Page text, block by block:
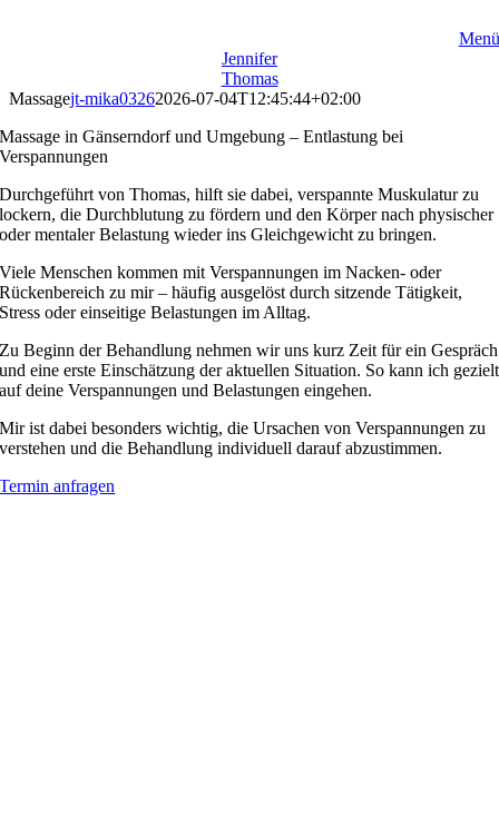
Menü
Jennifer
Thomas
Massagejt-mika03262026-07-04T12:45:44+02:00
Massage in Gänserndorf und Umgebung – Entlastung bei
Verspannungen
Durchgeführt von Thomas, hilft sie dabei, verspannte Muskulatur zu
lockern, die Durchblutung zu fördern und den Körper nach physischer
oder mentaler Belastung wieder ins Gleichgewicht zu bringen.
Viele Menschen kommen mit Verspannungen im Nacken- oder
Rückenbereich zu mir – häufig ausgelöst durch sitzende Tätigkeit,
Stress oder einseitige Belastungen im Alltag.
Zu Beginn der Behandlung nehmen wir uns kurz Zeit für ein Gespräch
und eine erste Einschätzung der aktuellen Situation. So kann ich gezielt
auf deine Verspannungen und Belastungen eingehen.
Mir ist dabei besonders wichtig, die Ursachen von Verspannungen zu
verstehen und die Behandlung individuell darauf abzustimmen.
Termin anfragen